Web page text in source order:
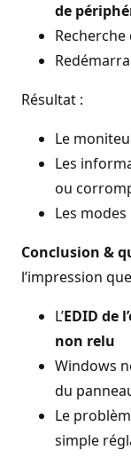
de
Résultat :
Le
Les
ou
Les
Conclusion &
l’impression
L’EDID de
non relu
Windows
du
Le
simple